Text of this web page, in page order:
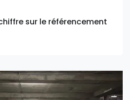
sur le référencement